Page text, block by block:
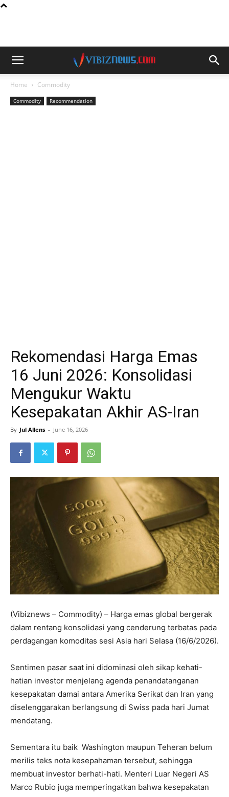
Home Commodity
Commodity Recommendation
Rekomendasi Harga Emas
16 Juni 2026: Konsolidasi
Mengukur Waktu
Kesepakatan Akhir AS-Iran
By Jul Allens - June 16, 2026
(Vibiznews – Commodity) – Harga emas global bergerak
dalam rentang konsolidasi yang cenderung terbatas pada
perdagangan komoditas sesi Asia hari Selasa (16/6/2026).
Sentimen pasar saat ini didominasi oleh sikap kehati-
hatian investor menjelang agenda penandatanganan
kesepakatan damai antara Amerika Serikat dan Iran yang
diselenggarakan berlangsung di Swiss pada hari Jumat
mendatang.
Sementara itu baik Washington maupun Teheran belum
merilis teks nota kesepahaman tersebut, sehingga
membuat investor berhati-hati. Menteri Luar Negeri AS
Marco Rubio juga memperingatkan bahwa kesepakatan